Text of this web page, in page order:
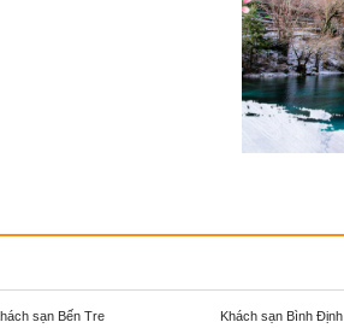
sạn Bến Tre Khách sạn Bình Định